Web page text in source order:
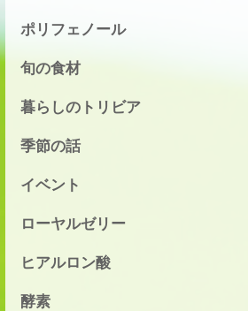
ポリフェノール
旬の食材
暮らしのトリビア
季節の話
イベント
ローヤルゼリー
ヒアルロン酸
酵素